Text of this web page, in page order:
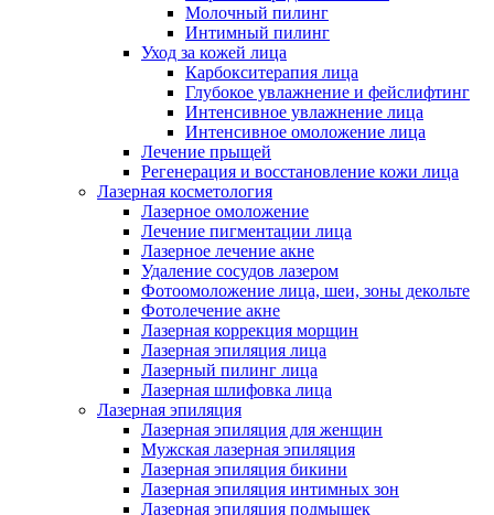
Молочный пилинг
Интимный пилинг
Уход за кожей лица
Карбокситерапия лица
Глубокое увлажнение и фейслифтинг
Интенсивное увлажнение лица
Интенсивное омоложение лица
Лечение прыщей
Регенерация и восстановление кожи лица
Лазерная косметология
Лазерное омоложение
Лечение пигментации лица
Лазерное лечение акне
Удаление сосудов лазером
Фотоомоложение лица, шеи, зоны декольте
Фотолечение акне
Лазерная коррекция морщин
Лазерная эпиляция лица
Лазерный пилинг лица
Лазерная шлифовка лица
Лазерная эпиляция
Лазерная эпиляция для женщин
Мужская лазерная эпиляция
Лазерная эпиляция бикини
Лазерная эпиляция интимных зон
Лазерная эпиляция подмышек